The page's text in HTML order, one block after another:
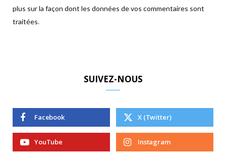
plus sur la façon dont les données de vos commentaires sont
traitées.
SUIVEZ-NOUS
Facebook X (Twitter)
YouTube Instagram